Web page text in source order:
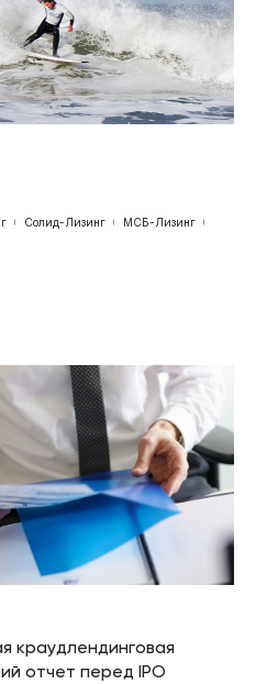
Солид-Лизинг
МСБ-Лизинг
краудлендинговая
отчет перед IPO